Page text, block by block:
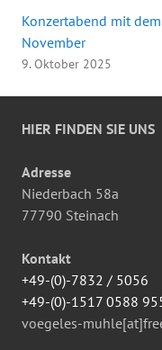
Konzertabend mit
November
9. Oktober 2025
HIER FINDEN SIE UNS
Adresse
Niederbach 58a
77790 Steinach
Kontakt
+49-(0)-7832 / 5056
+49-(0)-1517 0588
voegeles-